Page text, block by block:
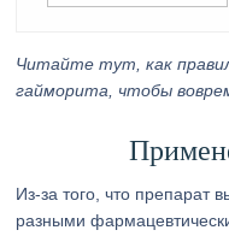
Читайте тут, как
гайморита, чтобы
Из-за того, что препарат
разными